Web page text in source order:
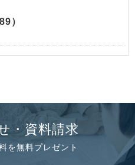
）
・資料請求
を無料プレゼント